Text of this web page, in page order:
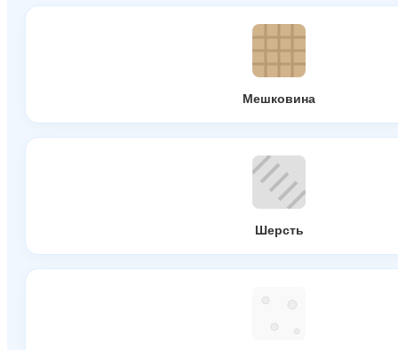
Мешковина
Шерсть